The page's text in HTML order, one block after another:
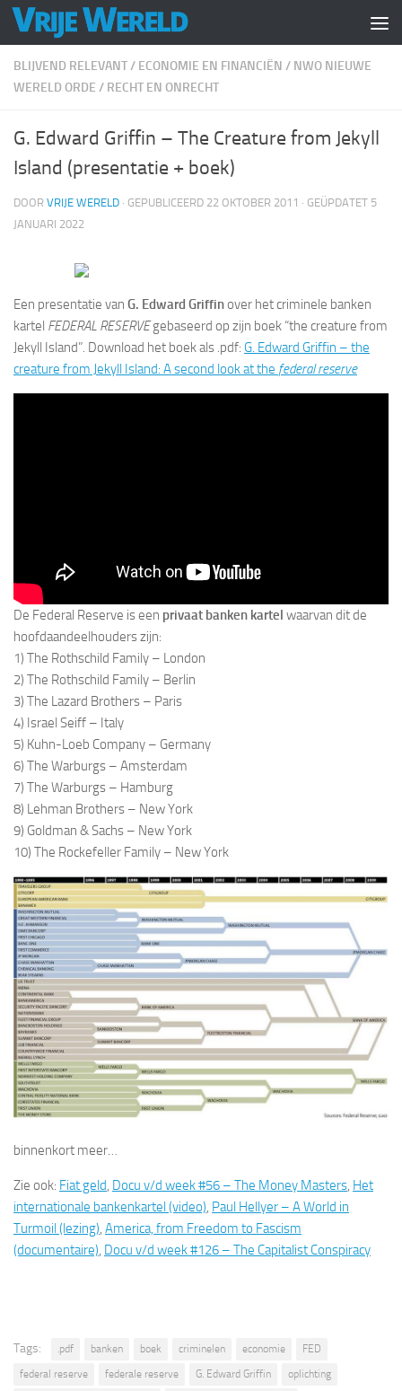
Doorgaan naar inhoud
BLIJVEND RELEVANT/ ECONOMIE EN FINANCIËN / NWO NIEUWE
WERELD ORDE / RECHT EN ONRECHT
G. Edward Griffin – The Creature from Jekyll
Island (presentatie + boek)
DOOR VRIJE WERELD · GEPUBLICEERD 22 OKTOBER 2011 · GEÜPDATET 5
JANUARI 2022
Een presentatie van G. Edward Griffinover het criminele banken
kartel FEDERAL RESERVEgebaseerd op zijn boek “the creature from
Jekyll Island”. Download het boek als .pdf: G. Edward Griffin – the
creature from Jekyll Island: A second look at the federal reserve
De Federal Reserve is een privaat banken kartel waarvan dit de
hoofdaandeelhouders zijn:
1) The Rothschild Family – London
2) The Rothschild Family – Berlin
3) The Lazard Brothers – Paris
4) Israel Seiff – Italy
5) Kuhn-Loeb Company – Germany
6) The Warburgs – Amsterdam
7) The Warburgs – Hamburg
8) Lehman Brothers – New York
9) Goldman & Sachs – New York
10) The Rockefeller Family – New York
binnenkort meer…
Zie ook: Fiat geld Docu v/d week #56 – The Money Masters Het
internationale bankenkartel (video) Paul Hellyer – A World in
Turmoil (lezing) America, from Freedom to Fascism
(documentaire) Docu v/d week #126 – The Capitalist Conspiracy
Tags: .pdf banken boek criminelen economie
FED
federal reserve
federale reserve G. Edward Griffin
oplichting